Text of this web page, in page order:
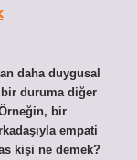
daha duygusal
duruma diğer
bir
empati
kişi ne demek?